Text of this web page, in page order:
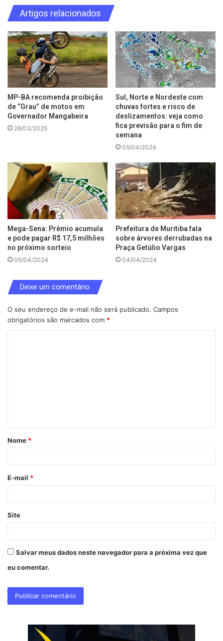
Artigos relacionados
MP-BA recomenda proibição
de “Grau” de motos em
Governador Mangabeira
28/03/2025
Sul, Norte e Nordeste com
chuvas fortes e risco de
deslizamentos: veja como
fica previsão para o fim de
semana
05/04/2024
Mega-Sena: Prêmio acumula
e pode pagar R$ 17,5 milhões
no próximo sorteio
05/04/2024
Prefeitura de Muritiba fala
sobre árvores derrubadas na
Praça Getúlio Vargas
04/04/2024
Deixe um comentário
O seu endereço de e-mail não será publicado. Campos
obrigatórios são marcados com *
á
r
*
Nome *
E-mail *
Site
Salvar meus dados neste navegador para a próxima vez que
eu comentar.